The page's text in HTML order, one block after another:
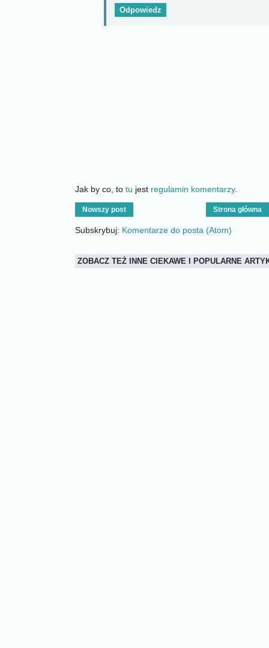
Odpowiedz
Jak by co, to tu jest regulamin komentarzy.
Nowszy post Strona główna
Subskrybuj: Komentarze do posta (Atom)
ZOBACZ TEŻ INNE CIEKAWE I POPULARNE